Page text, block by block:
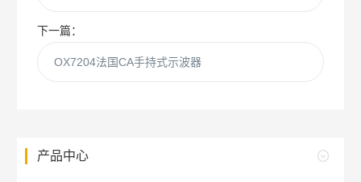
下一篇：
OX7204法国CA手持式示波器
产品中心